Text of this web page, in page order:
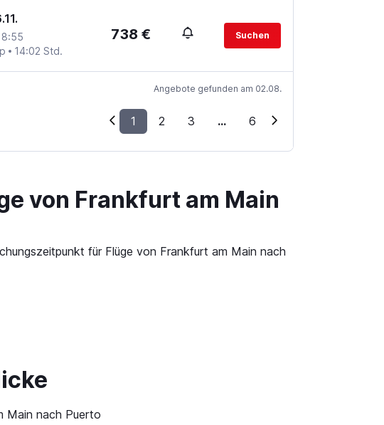
8:55
14:02 Std.
738 € Suchen
Angebote gefunden am 02.08.
1 2 3 ... 6
von Frankfurt am Main
für Flüge von Frankfurt am Main nach
Main nach Puerto